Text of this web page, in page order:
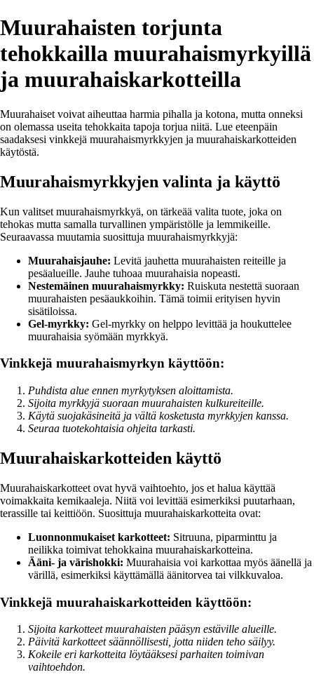
Muurahaisten torjunta
tehokkailla muurahaismyrkyillä
ja muurahaiskarkotteilla
Muurahaiset voivat aiheuttaa harmia pihalla ja kotona, mutta onneksi
on olemassa useita tehokkaita tapoja torjua niitä. Lue eteenpäin
saadaksesi vinkkejä muurahaismyrkkyjen ja muurahaiskarkotteiden
käytöstä.
Muurahaismyrkkyjen valinta ja käyttö
Kun valitset muurahaismyrkkyä, on tärkeää valita tuote, joka on
tehokas mutta samalla turvallinen ympäristölle ja lemmikeille.
Seuraavassa muutamia suosittuja muurahaismyrkkyjä:
Muurahaisjauhe: Levitä jauhetta muurahaisten reiteille ja
pesäalueille. Jauhe tuhoaa muurahaisia nopeasti.
Nestemäinen muurahaismyrkky: Ruiskuta nestettä suoraan
muurahaisten pesäaukkoihin. Tämä toimii erityisen hyvin
sisätiloissa.
Gel-myrkky: Gel-myrkky on helppo levittää ja houkuttelee
muurahaisia syömään myrkkyä.
Vinkkejä muurahaismyrkyn käyttöön:
Puhdista alue ennen myrkytyksen aloittamista.
Sijoita myrkkyjä suoraan muurahaisten kulkureiteille.
Käytä suojakäsineitä ja vältä kosketusta myrkkyjen kanssa.
Seuraa tuotekohtaisia ohjeita tarkasti.
Muurahaiskarkotteiden käyttö
Muurahaiskarkotteet ovat hyvä vaihtoehto, jos et halua käyttää
voimakkaita kemikaaleja. Niitä voi levittää esimerkiksi puutarhaan,
terassille tai keittiöön. Suosittuja muurahaiskarkotteita ovat:
Luonnonmukaiset karkotteet: Sitruuna, piparminttu ja
neilikka toimivat tehokkaina muurahaiskarkotteina.
Ääni- ja värishokki: Muurahaisia voi karkottaa myös äänellä ja
värillä, esimerkiksi käyttämällä äänitorvea tai vilkkuvaloa.
Vinkkejä muurahaiskarkotteiden käyttöön:
Sijoita karkotteet muurahaisten pääsyn estäville alueille.
Päivitä karkotteet säännöllisesti, jotta niiden teho säilyy.
Kokeile eri karkotteita löytääksesi parhaiten toimivan
vaihtoehdon.